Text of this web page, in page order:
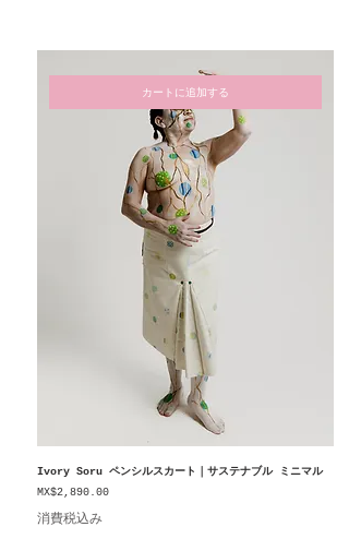
カートに追加する
Ivory Soru ペンシルスカート｜サステナブル ミニマル
価格
MX$2,890.00
消費税込み